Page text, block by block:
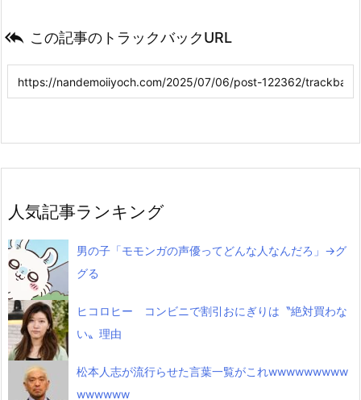
 この記事のトラックバックURL
人気記事ランキング
男の子「モモンガの声優ってどんな人なんだろ」→グ
グる
ヒコロヒー コンビニで割引おにぎりは〝絶対買わな
い〟理由
松本人志が流行らせた言葉一覧がこれwwwwwwwww
wwwwww